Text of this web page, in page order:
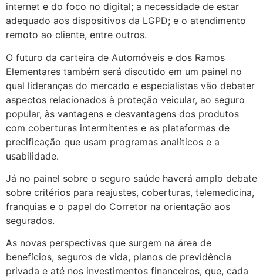
internet e do foco no digital; a necessidade de estar
adequado aos dispositivos da LGPD; e o atendimento
remoto ao cliente, entre outros.
O futuro da carteira de Automóveis e dos Ramos
Elementares também será discutido em um painel no
qual lideranças do mercado e especialistas vão debater
aspectos relacionados à proteção veicular, ao seguro
popular, às vantagens e desvantagens dos produtos
com coberturas intermitentes e as plataformas de
precificação que usam programas analíticos e a
usabilidade.
Já no painel sobre o seguro saúde haverá amplo debate
sobre critérios para reajustes, coberturas, telemedicina,
franquias e o papel do Corretor na orientação aos
segurados.
As novas perspectivas que surgem na área de
benefícios, seguros de vida, planos de previdência
privada e até nos investimentos financeiros, que, cada